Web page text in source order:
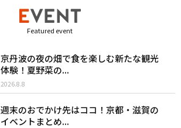
Featured event
京丹波の夜の畑で食を楽しむ新たな観光
体験！夏野菜の...
2026.8.8
週末のおでかけ先はココ！京都・滋賀の
イベントまとめ...